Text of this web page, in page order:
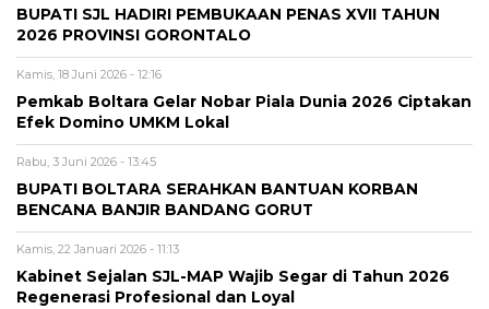
BUPATI SJL HADIRI PEMBUKAAN PENAS XVII TAHUN
2026 PROVINSI GORONTALO
Kamis, 18 Juni 2026 - 12:16
‎Pemkab Boltara Gelar Nobar Piala Dunia 2026 Ciptakan
Efek Domino UMKM Lokal
Rabu, 3 Juni 2026 - 13:45
BUPATI BOLTARA SERAHKAN BANTUAN KORBAN
BENCANA BANJIR BANDANG GORUT
Kamis, 22 Januari 2026 - 11:13
Kabinet Sejalan SJL-MAP Wajib Segar di Tahun 2026
Regenerasi Profesional dan Loyal